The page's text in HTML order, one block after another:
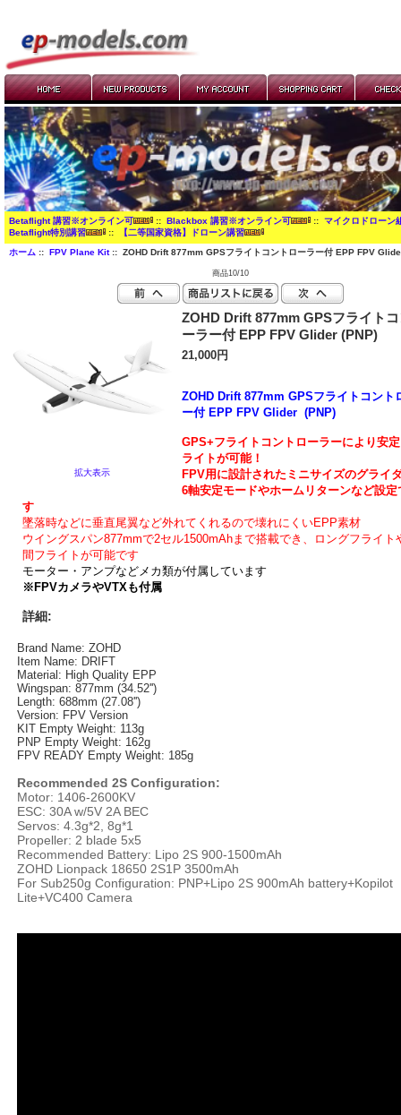
Betaflight 講習※オンライン可 :: Blackbox 講習※オンライン可 :: マイクロドローン
Betaflight特別講習
:: 【二等国家資格】ドローン講習
ホーム:: FPV Plane Kit:: ZOHD Drift 877mm GPSフライトコントローラー付 EPP FPV
商品10/10
拡大表示
ZOHD Drift 877mm GPSフライト
ーラー付 EPP FPV Glider (PNP)
21,000円
ZOHD Drift 877mm GPSフライトコント
ー付 EPP FPV Glider (PNP)
GPS+フライトコントローラーにより安
ライトが可能！
FPV用に設計されたミニサイズのグライ
6軸安定モードやホームリターンなど設定
す
墜落時などに垂直尾翼など外れてくれるので壊れにくいEPP素材
ウイングスパン877mmで2セル1500mAhまで搭載でき、ロングフライト
間フライトが可能です
モーター・アンプなどメカ類が付属しています
※FPVカメラやVTXも付属
詳細:
Brand Name: ZOHD
Item Name: DRIFT
Material: High Quality EPP
Wingspan: 877mm (34.52'')
Length: 688mm (27.08'')
Version: FPV Version
KIT Empty Weight: 113g
PNP Empty Weight: 162g
FPV READY Empty Weight: 185g
Recommended 2S Configuration:
Motor: 1406-2600KV
ESC: 30A w/5V 2A BEC
Servos: 4.3g*2, 8g*1
Propeller: 2 blade 5x5
Recommended Battery: Lipo 2S 900-1500mAh
ZOHD Lionpack 18650 2S1P 3500mAh
For Sub250g Configuration: PNP+Lipo 2S 900mAh battery+Kopilot
Lite+VC400 Camera